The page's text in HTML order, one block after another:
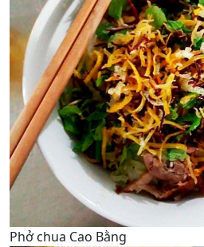
Phở chua Cao Bằng